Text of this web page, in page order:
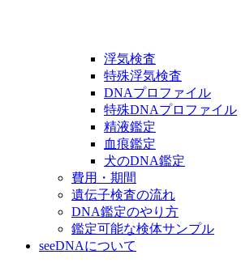
浮気検査
特殊浮気検査
DNAプロファイル
特殊DNAプロファイル
精液鑑定
血痕鑑定
犬のDNA鑑定
費用・期間
遺伝子検査の流れ
DNA鑑定のやり方
鑑定可能な検体サンプル
seeDNAについて